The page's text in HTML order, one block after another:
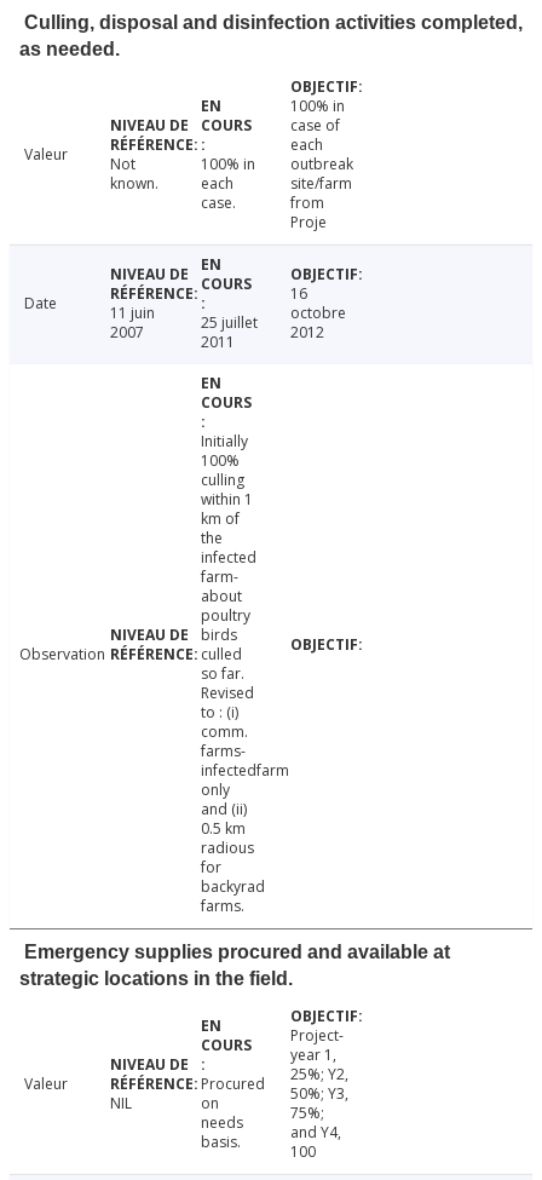
Culling, disposal and disinfection activities completed,
as needed.
Valeur
Not
known.
100% in
each
case.
100% in
case of
each
outbreak
site/farm
from
Proje
Date
11 juin
2007
25 juillet
2011
16
octobre
2012
Observation
Initially
100%
culling
within 1
km of
the
infected
farm-
about
poultry
birds
culled
so far.
Revised
to : (i)
comm.
farms-
infectedfarm
only
and (ii)
0.5 km
radious
for
backyrad
farms.
Emergency supplies procured and available at
strategic locations in the field.
Valeur
NIL
Procured
on
needs
basis.
Project-
year 1,
25%; Y2,
50%; Y3,
75%;
and Y4,
100